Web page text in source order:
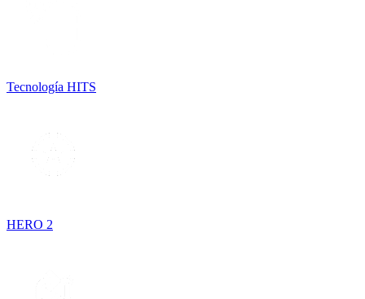
Tecnología HITS
HERO 2